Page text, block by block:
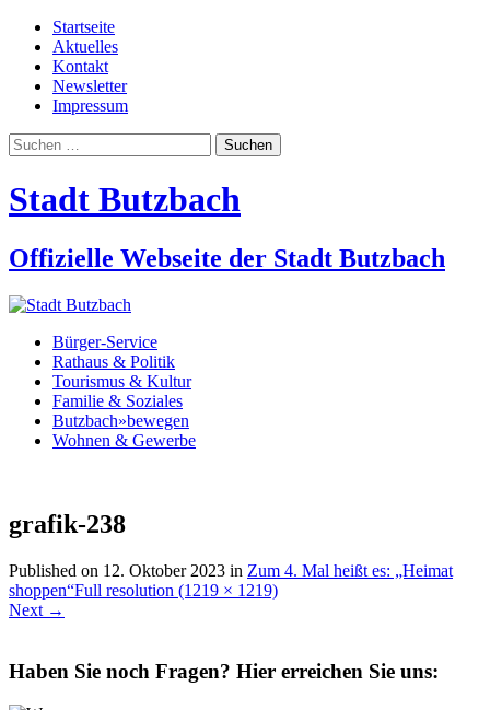
Startseite
Aktuelles
Kontakt
Newsletter
Impressum
Suchen
nach:
Stadt Butzbach
Offizielle Webseite der Stadt Butzbach
Bürger-Service
Rathaus & Politik
Tourismus & Kultur
Familie & Soziales
Butzbach»bewegen
Wohnen & Gewerbe
grafik-238
Published on 12. Oktober 2023 in Zum 4. Mal heißt es: „Heimat
shoppen“Full resolution (1219 × 1219)
Next →
Haben Sie noch Fragen? Hier erreichen Sie uns: